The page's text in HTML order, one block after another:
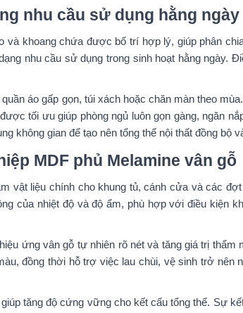
nhu cầu sử dụng hằng ngày
và khoang chứa được bố trí hợp lý, giúp phân
nhu cầu sử dụng trong sinh hoạt hằng ngày.
áo gấp gọn, túi xách hoặc chăn màn theo
tối ưu giúp phòng ngủ luôn gọn gàng, ngăn
không gian để tạo nên tổng thể nội thất đồng bộ
MDF phủ Melamine vân gỗ
vật liệu chính cho khung tủ, cánh cửa và các
của nhiệt độ và độ ẩm, phù hợp với điều kiện
ứng vân gỗ tự nhiên rõ nét và tăng giá trị
đồng thời hỗ trợ việc lau chùi, vệ sinh trở nên
tăng độ cứng vững cho kết cấu tổng thể. Sự